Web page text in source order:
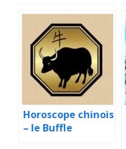
Horoscope chinois
– le Buffle